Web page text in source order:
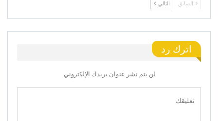
السابق التالي
اترك رد
لن يتم نشر عنوان بريدك الإلكتروني.